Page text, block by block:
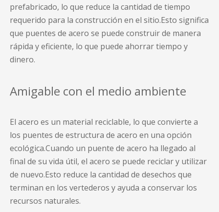
prefabricado, lo que reduce la cantidad de tiempo
requerido para la construcción en el sitio.Esto significa
que puentes de acero se puede construir de manera
rápida y eficiente, lo que puede ahorrar tiempo y
dinero.
Amigable con el medio ambiente
El acero es un material reciclable, lo que convierte a
los puentes de estructura de acero en una opción
ecológica.Cuando un puente de acero ha llegado al
final de su vida útil, el acero se puede reciclar y utilizar
de nuevo.Esto reduce la cantidad de desechos que
terminan en los vertederos y ayuda a conservar los
recursos naturales.